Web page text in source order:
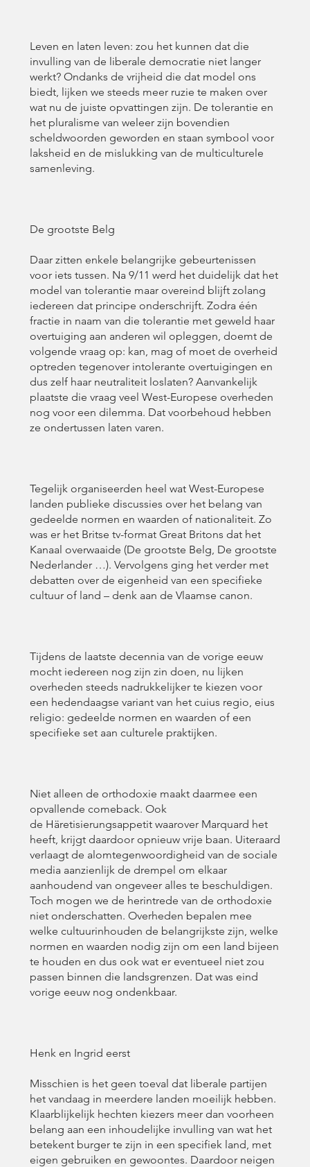
Leven en laten leven: zou het kunnen dat die
invulling van de liberale democratie niet langer
werkt? Ondanks de vrijheid die dat model ons
biedt, lijken we steeds meer ruzie te maken over
wat nu de juiste opvattingen zijn. De tolerantie en
het pluralisme van weleer zijn bovendien
scheldwoorden geworden en staan symbool voor
laksheid en de mislukking van de multiculturele
samenleving.
De grootste Belg
Daar zitten enkele belangrijke gebeurtenissen
voor iets tussen. Na 9/11 werd het duidelijk dat het
model van tolerantie maar overeind blijft zolang
iedereen dat principe onderschrijft. Zodra één
fractie in naam van die tolerantie met geweld haar
overtuiging aan anderen wil opleggen, doemt de
volgende vraag op: kan, mag of moet de overheid
optreden tegenover intolerante overtuigingen en
dus zelf haar neutraliteit loslaten? Aanvankelijk
plaatste die vraag veel West-Europese overheden
nog voor een dilemma. Dat voorbehoud hebben
ze ondertussen laten varen.
Tegelijk organiseerden heel wat West-Europese
landen publieke discussies over het belang van
gedeelde normen en waarden of nationaliteit. Zo
was er het Britse tv-format Great Britons dat het
Kanaal overwaaide (De grootste Belg, De grootste
Nederlander …). Vervolgens ging het verder met
debatten over de eigenheid van een specifieke
cultuur of land – denk aan de Vlaamse canon.
Tijdens de laatste decennia van de vorige eeuw
mocht iedereen nog zijn zin doen, nu lijken
overheden steeds nadrukkelijker te kiezen voor
een hedendaagse variant van het cuius regio, eius
religio: gedeelde normen en waarden of een
specifieke set aan culturele praktijken.
Niet alleen de orthodoxie maakt daarmee een
opvallende comeback. Ook
de Häretisierungsappetit waarover Marquard het
heeft, krijgt daardoor opnieuw vrije baan. Uiteraard
verlaagt de alomtegenwoordigheid van de sociale
media aanzienlijk de drempel om elkaar
aanhoudend van ongeveer alles te beschuldigen.
Toch mogen we de herintrede van de orthodoxie
niet onderschatten. Overheden bepalen mee
welke cultuurinhouden de belangrijkste zijn, welke
normen en waarden nodig zijn om een land bijeen
te houden en dus ook wat er eventueel niet zou
passen binnen die landsgrenzen. Dat was eind
vorige eeuw nog ondenkbaar.
Henk en Ingrid eerst
Misschien is het geen toeval dat liberale partijen
het vandaag in meerdere landen moeilijk hebben.
Klaarblijkelijk hechten kiezers meer dan voorheen
belang aan een inhoudelijke invulling van wat het
betekent burger te zijn in een specifiek land, met
eigen gebruiken en gewoontes. Daardoor neigen